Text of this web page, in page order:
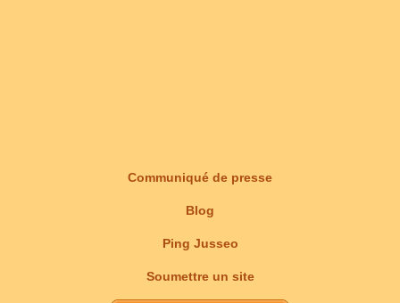
Communiqué de presse
Blog
Ping Jusseo
Soumettre un site